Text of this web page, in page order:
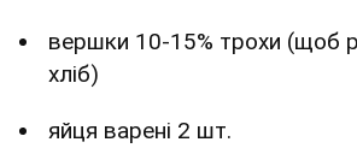
вершки 10-15% трохи (щоб
хліб)
яйця варені 2 шт.